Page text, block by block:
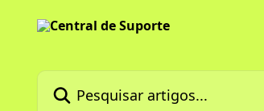
Pesquisar artigos...